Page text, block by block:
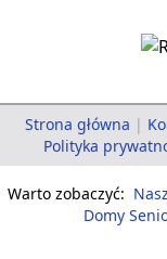
Strona główna |
Polityka
Warto zobaczyć:
Domy